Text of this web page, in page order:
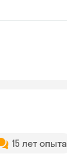
15 лет опыта